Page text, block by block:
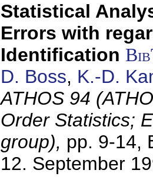
Statistical
Errors with
Identification
D. Boss, K.-D.
ATHOS 94
Order Statistics;
group), pp. 9-14,
12. September